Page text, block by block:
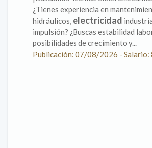
¿Tienes experiencia en
hidráulicos, electricidad
impulsión? ¿Buscas estabilidad
posibilidades de crecimiento y...
Publicación: 07/08/2026 - Salario: